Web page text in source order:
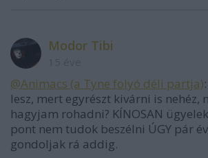
Modor Tibi
@Animacs (a Tyne folyó déli partja)
lesz, mert egyrészt kivárni is nehéz,
hagyjam rohadni? KÍNOSAN
pont nem tudok beszélni ÚGY pár
gondoljak rá addig.